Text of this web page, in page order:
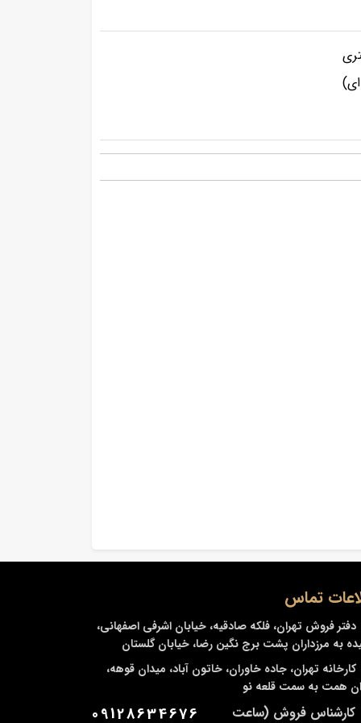
تماس
دفتر فروش تهران، فلکه صادقیه، خیابان اشرفی اصفهانی،
به مرزداران پشت برج نگین رضا، خیابان گلستان
کارخانه تهران، جاده خاوران، خاتون آباد، میدان قوهه،
همت به سمت قلعه نو
کارشناس فروش (ساعت
09128634676